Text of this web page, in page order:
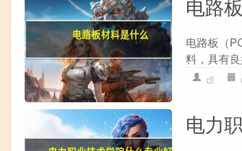
电路
电路板（
料，具有
dl
电力